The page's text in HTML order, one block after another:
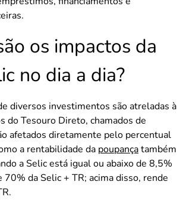
os impactos da
no dia a dia?
diversos investimentos são atreladas à
do Tesouro Direto, chamados de
afetados diretamente pelo percentual
a rentabilidade da poupançatambém
a Selic está igual ou abaixo de 8,5%
70% da Selic + TR; acima disso, rende